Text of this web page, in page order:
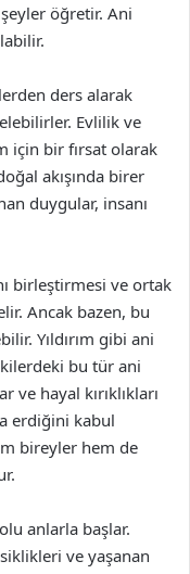
öğretir. Ani
ders alarak
Evlilik ve
için bir fırsat olarak
akışında birer
duygular, insanı
birleştirmesi ve ortak
Ancak bazen, bu
Yıldırım gibi ani
bu tür ani
hayal kırıklıkları
erdiğini kabul
bireyler hem de
anlarla başlar.
ve yaşanan